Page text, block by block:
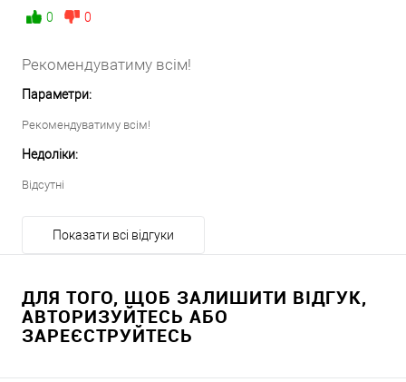
0 0
Рекомендуватиму всім!
Параметри:
Рекомендуватиму всім!
Недоліки:
Відсутні
Показати всі відгуки
ДЛЯ ТОГО, ЩОБ ЗАЛИШИТИ ВІДГУК,
АВТОРИЗУЙТЕСЬ АБО
ЗАРЕЄСТРУЙТЕСЬ